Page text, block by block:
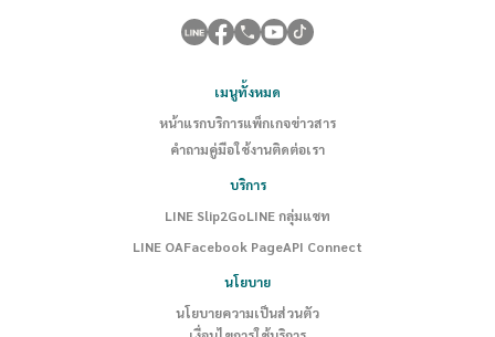
เมนูทั้งหมด
หน้าแรกบริการแพ็กเกจข่าวสาร
คำถามคู่มือใช้งานติดต่อเรา
บริการ
LINE Slip2GoLINE กลุ่มแชท
LINE OAFacebook PageAPI Connect
นโยบาย
นโยบายความเป็นส่วนตัว